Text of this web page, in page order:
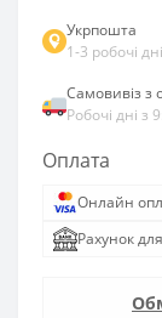
Укрпошта
1-3 робочі дні
Самовивіз з
Робочі дні з
Оплата
Онлайн
Рахунок